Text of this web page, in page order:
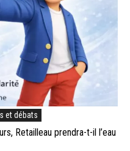
et débats
Retailleau prendra-t-il l’eau